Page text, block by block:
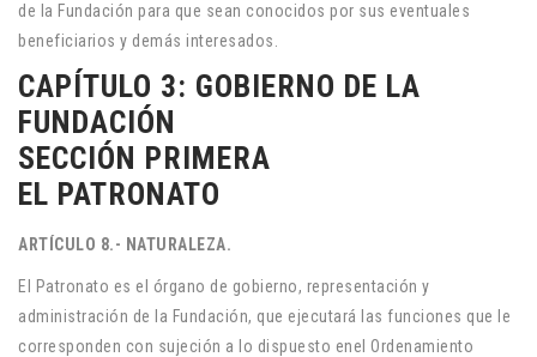
de la Fundación para que sean conocidos por sus eventuales
beneficiarios y demás interesados.
CAPÍTULO 3: GOBIERNO DE LA
FUNDACIÓN
SECCIÓN PRIMERA
EL PATRONATO
ARTÍCULO 8.- NATURALEZA.
El Patronato es el órgano de gobierno, representación y
administración de la Fundación, que ejecutará las funciones que le
corresponden con sujeción a lo dispuesto enel Ordenamiento